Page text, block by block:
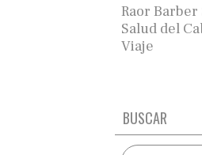
Raor
Salud del
Viaje
BUSCAR